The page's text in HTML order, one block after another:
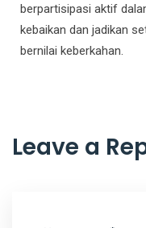
berpartisipasi aktif
kebaikan dan jadikan
bernilai keberkahan.
Leave a